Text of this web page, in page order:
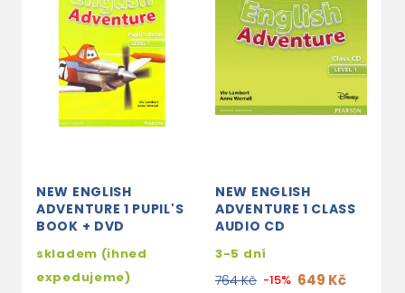
NEW ENGLISH
ADVENTURE 1 PUPIL'S
BOOK + DVD
skladem (ihned
expedujeme)
NEW ENGLISH
ADVENTURE 1 CLASS
AUDIO CD
3-5 dní
764 Kč -15% 649 Kč